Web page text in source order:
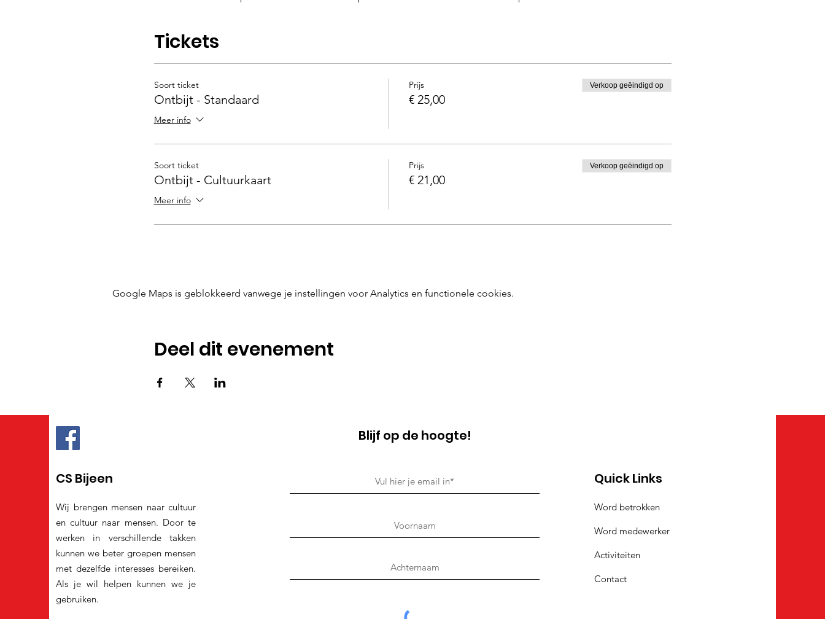
Tickets
Soort ticket
Ontbijt - Standaard
Meer info
Prijs
€ 25,00
Verkoop geëindigd op
Soort ticket
Ontbijt - Cultuurkaart
Meer info
Prijs
€ 21,00
Verkoop geëindigd op
Google Maps is geblokkeerd vanwege je instellingen voor Analytics en functionele cookies.
Deel dit evenement
CS Bijeen
Wij brengen mensen naar cultuur
en cultuur naar mensen. Door te
werken in verschillende takken
kunnen we beter groepen mensen
met dezelfde interesses bereiken.
Als je wil helpen kunnen we je
gebruiken.
Blijf op de hoogte!
Quick Links
Word betrokken
Word medewerker
Activiteiten
Contact